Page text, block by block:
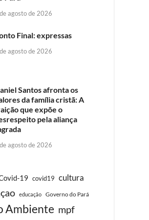
agosto de 2026
Final: expressas
agosto de 2026
Santos afronta os
da família cristã: A
que expõe o
pela aliança
agosto de 2026
19 covid19 cultura
educação Governo do Pará
Ambiente mpf